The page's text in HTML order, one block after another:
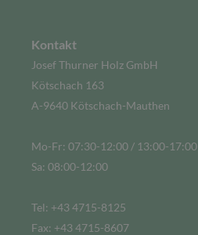
Kontakt
Josef Thurner Holz GmbH
Kötschach 163
A-9640 Kötschach-Mauthen
Mo-Fr: 07:30-12:00 / 13:00-17:00
Sa: 08:00-12:00
Tel: +43 4715-8125
Fax: +43 4715-8607